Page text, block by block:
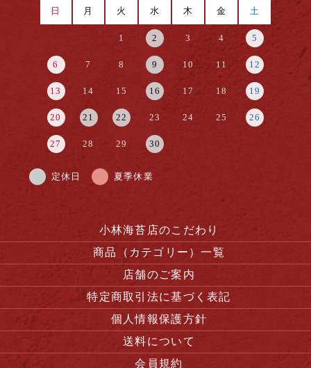
日 月 火 水 木 金 土
1 2 3 4 5
6 7 8 9 10 11 12
13 14 15 16 17 18 19
20 21 22 23 24 25 26
27 28 29 30
定休日 夏季休業
小林海苔店のこだわり
商品（カテゴリー）一覧
店舗のご案内
特定商取引法に基づく表記
個人情報保護方針
送料について
会員規約